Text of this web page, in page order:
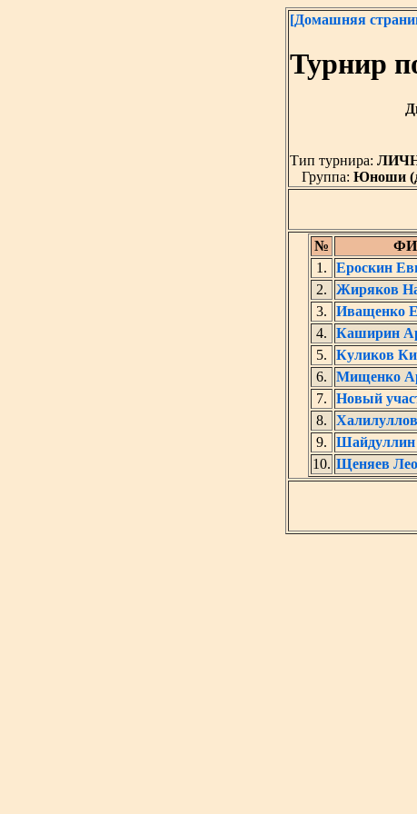
[Домашняя
Турнир
Тип турнира:
Группа: Юноши
№
1.
Ероскин
2.
Жиряков
3.
Иващенко
4.
Каширин
5.
Куликов
6.
Мищенко
7.
Новый
8.
9.
Шайдуллин
10. Щеняев